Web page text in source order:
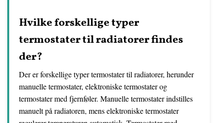
Hvilke forskellige typer
termostater til radiatorer findes
der?
Der er forskellige typer termostater til radiatorer, herunder
manuelle termostater, elektroniske termostater og
termostater med fjernføler. Manuelle termostater indstilles
manuelt på radiatoren, mens elektroniske termostater